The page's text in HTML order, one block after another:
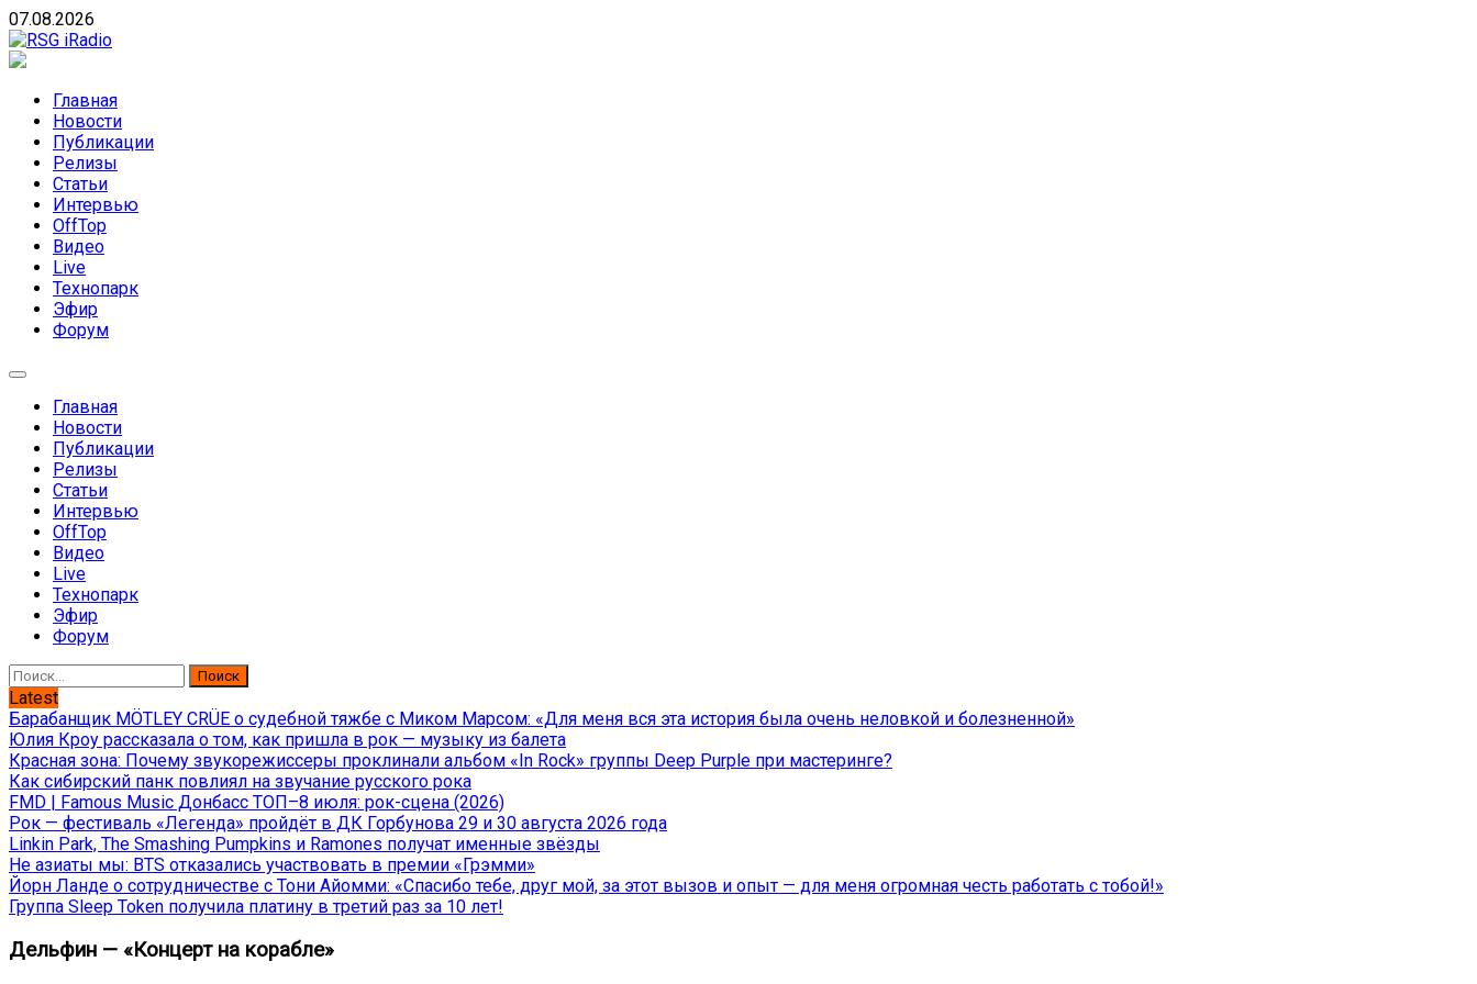
Skip
to
content
07.08.2026
Главная
Новости
Публикации
Релизы
Статьи
Интервью
OffTop
Видео
Live
Технопарк
Эфир
Форум
Главная
Новости
Публикации
Релизы
Статьи
Интервью
OffTop
Видео
Live
Технопарк
Эфир
Форум
Найти:
Latest
Барабанщик MÖTLEY CRÜE о судебной тяжбе с Миком Марсом: «Для меня вся эта история была очень неловкой и болезненной»
Юлия Кроу рассказала о том, как пришла в рок — музыку из балета
Красная зона: Почему звукорежиссеры проклинали альбом «In Rock» группы Deep Purple при мастеринге?
Как сибирский панк повлиял на звучание русского рока
FMD | Famous Music Донбасс ТОП–8 июля: рок-сцена (2026)
Рок — фестиваль «Легенда» пройдёт в ДК Горбунова 29 и 30 августа 2026 года
Linkin Park, The Smashing Pumpkins и Ramones получат именные звёзды
Не азиаты мы: BTS отказались участвовать в премии «Грэмми»
Йорн Ланде о сотрудничестве с Тони Айомми: «Спасибо тебе, друг мой, за этот вызов и опыт — для меня огромная честь работать с тобой!»
Группа Sleep Token получила платину в третий раз за 10 лет!
Дельфин — «Концерт на корабле»